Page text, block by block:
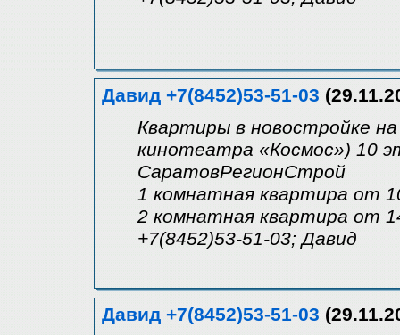
Давид +7(8452)53-51-03
Квартиры в новостройке
кинотеатра «Космос») 10
СаратовРегионСтрой
1 комнатная квартира от
2 комнатная квартира от
+7(8452)53-51-03; Давид
Давид +7(8452)53-51-03